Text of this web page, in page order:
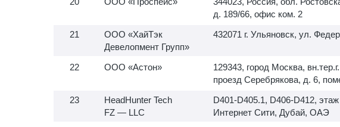
д. 189/66, офис ком. 2
ООО «ХайТэк
Девелопмент Групп»
432071 г. Ульяновск, ул.
ООО «Астон»
129343, город Москва,
проезд Серебрякова, д. 6,
HeadHunter Tech
FZ — LLC
D401-D405.1, D406-D412,
Интернет Сити, Дубай, ОАЭ